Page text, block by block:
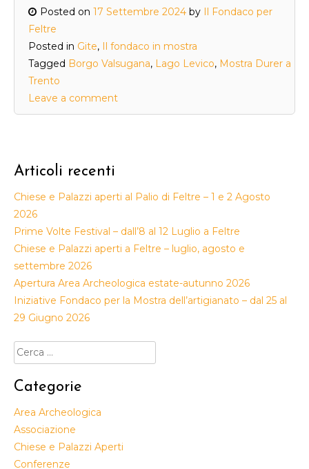
Posted on 17 Settembre 2024 by Il Fondaco per
Feltre
Posted in Gite, Il fondaco in mostra
Tagged Borgo Valsugana, Lago Levico, Mostra Durer a
Trento
Leave a comment
Articoli recenti
Chiese e Palazzi aperti al Palio di Feltre – 1 e 2 Agosto
2026
Prime Volte Festival – dall’8 al 12 Luglio a Feltre
Chiese e Palazzi aperti a Feltre – luglio, agosto e
settembre 2026
Apertura Area Archeologica estate-autunno 2026
Iniziative Fondaco per la Mostra dell’artigianato – dal 25 al
29 Giugno 2026
Ricerca
per:
Categorie
Area Archeologica
Associazione
Chiese e Palazzi Aperti
Conferenze